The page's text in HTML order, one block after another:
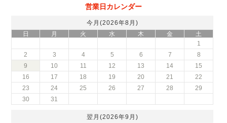
営業日カレンダー
今月(2026年8月)
日
月 火 水 木 金
土
1
2
3 4 5 6 7
8
9
10 11 12 13 14
15
16
17 18 19 20 21
22
23
24 25 26 27 28
29
30
31
翌月(2026年9月)